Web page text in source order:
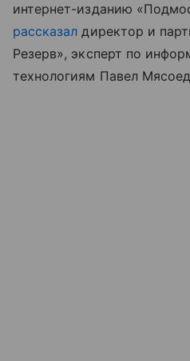
интернет-изданию
рассказал директор и
Резерв», эксперт по
технологиям Павел